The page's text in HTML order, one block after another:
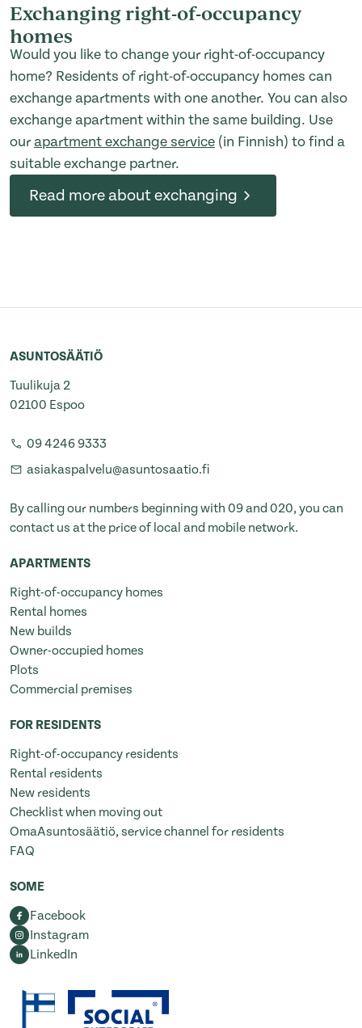
Exchanging right-of-occupancy
homes
Would you like to change your right-of-occupancy
home? Residents of right-of-occupancy homes can
exchange apartments with one another. You can also
exchange apartment within the same building. Use
ourapartment exchange service (in Finnish) to find a
suitable exchange partner.
Read more about exchanging
ASUNTOSÄÄTIÖ
Tuulikuja 2
02100 Espoo
09 4246 9333
asiakaspalvelu@asuntosaatio.fi
By calling our numbers beginning with 09 and 020, you can
contact us at the price of local and mobile network.
APARTMENTS
Right-of-occupancy homes
Rental homes
New builds
Owner-occupied homes
Plots
Commercial premises
FOR RESIDENTS
Right-of-occupancy residents
Rental residents
New residents
Checklist when moving out
OmaAsuntosäätiö, service channel for residents
FAQ
SOME
Facebook
Instagram
LinkedIn